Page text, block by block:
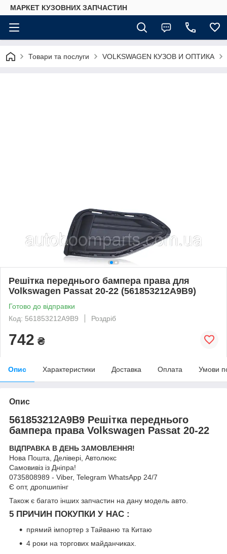
МАРКЕТ КУЗОВНИХ ЗАПЧАСТИН
Товари та послуги VOLKSWAGEN КУЗОВ И ОПТИКА
Решітка переднього бампера права для
Volkswagen Passat 20-22 (561853212A9B9)
Готово до відправки
Код: 561853212A9B9
Роздріб
742 ₴
Опис Характеристики Доставка Оплата Умови
Опис
561853212A9B9 Решітка переднього
бампера права Volkswagen Passat 20-22
ВІДПРАВКА В ДЕНЬ ЗАМОВЛЕННЯ!
Нова Пошта, Делівері, Автолюкс
Самовивіз із Дніпра!
0735808989 - Viber, Telegram WhatsApp 24/7
Є опт, дропшипінг
Також є багато інших запчастин на дану модель авто.
5 ПРИЧИН ПОКУПКИ У НАС :
прямий імпортер з Тайваню та Китаю
4 роки на торгових майданчиках.